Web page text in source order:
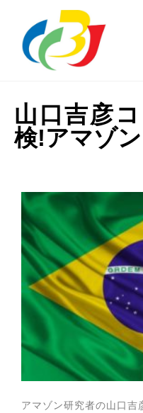
山口吉彦
検!アマゾ
アマゾン研究者の山口吉